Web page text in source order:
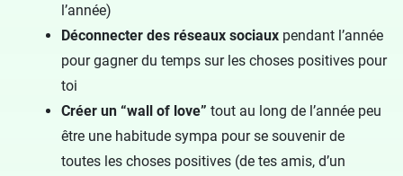
l’année)
Déconnecter des réseaux sociaux pendant l’année
pour gagner du temps sur les choses positives pour
toi
Créer un “wall of love” tout au long de l’année peu
être une habitude sympa pour se souvenir de
toutes les choses positives (de tes amis, d’un